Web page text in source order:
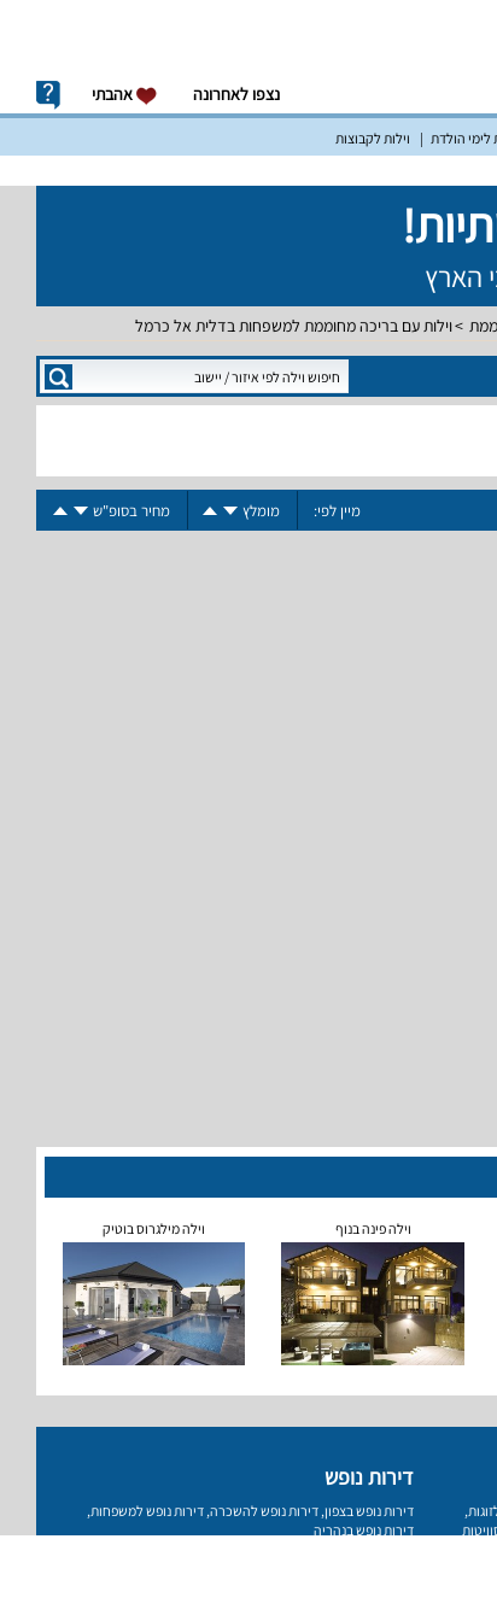
נצפו לאחרונה אהבתי
לימי הולדת וילות לקבוצות
וילות עם בריכה מחוממת למשפחות בדלית אל כרמל
מיין לפי: מומלץ מחיר בסופ"ש
וילה פינה בנוף וילה מילגרוס בוטיק
,
דירות נופש
דירות נופש בצפון, דירות נופש להשכרה, דירות נופש למשפחות,
דירות נופש בנהריה